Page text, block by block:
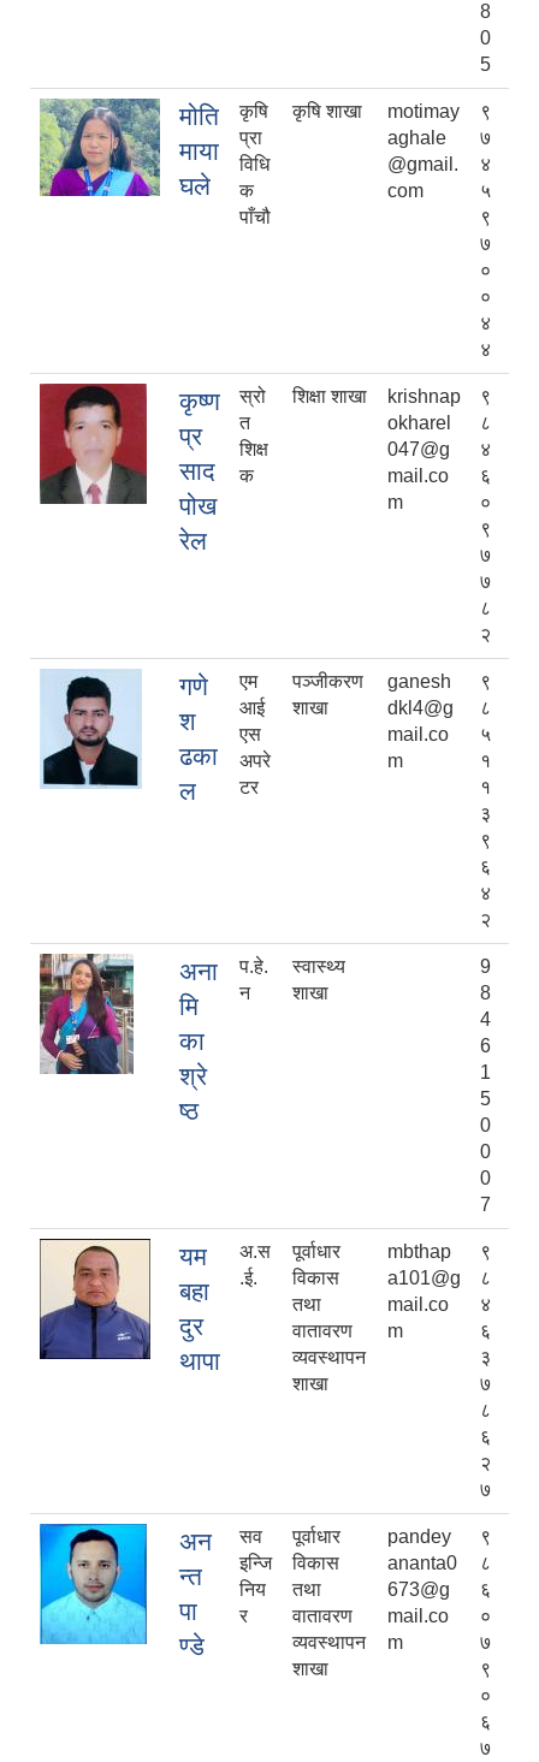
8
0
5
मोति
माया
घले
कृषि
प्रा
विधि
क
पाँचौ
कृषि शाखा
motimay
aghale
@gmail.
com
९
७
४
५
९
७
०
०
४
४
कृष्ण
प्र
साद
पोख
रेल
स्रो
त
शिक्ष
क
शिक्षा शाखा
krishnap
okharel
047@g
mail.co
m
९
८
४
६
०
९
७
७
८
२
गणे
श
ढका
ल
एम
आई
एस
अपरे
टर
पञ्जीकरण
शाखा
ganesh
dkl4@g
mail.co
m
९
८
५
१
१
३
९
६
४
२
अना
मि
का
श्रे
ष्ठ
प.हे.
न
स्वास्थ्य
शाखा
9
8
4
6
1
5
0
0
0
7
यम
बहा
दुर
थापा
अ.स
.ई.
पूर्वाधार
विकास
तथा
वातावरण
व्यवस्थापन
शाखा
mbthap
a101@g
mail.co
m
९
८
४
६
३
७
८
६
२
७
अन
न्त
पा
ण्डे
सव
इन्जि
निय
र
पूर्वाधार
विकास
तथा
वातावरण
व्यवस्थापन
शाखा
pandey
ananta0
673@g
mail.co
m
९
८
६
०
७
९
०
६
७